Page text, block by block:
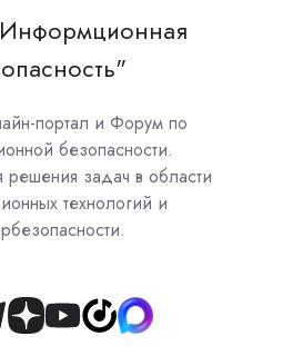
портал и Форум по
безопасности.
решения задач в области
технологий и
Join